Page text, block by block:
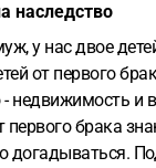
наследство
у нас двое
от первого
- недвижимость и
первого брака
догадываться.